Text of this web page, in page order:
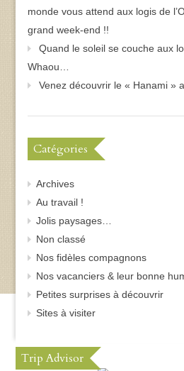
monde vous attend aux logis de
grand week-end !!
Quand le soleil se couche aux
Whaou…
Venez découvrir le « Hanami »
Catégories
Archives
Au travail !
Jolis paysages…
Non classé
Nos fidèles compagnons
Nos vacanciers & leur bonne
Petites surprises à découvrir
Sites à visiter
Trip Advisor